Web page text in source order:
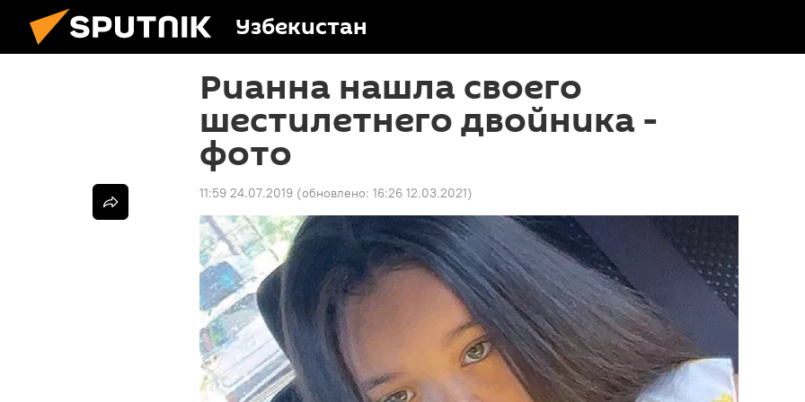
Узбекистан
Рианна нашла своего
шестилетнего двойника -
фото
11:59 24.07.2019 (обновлено: 16:26 12.03.2021)